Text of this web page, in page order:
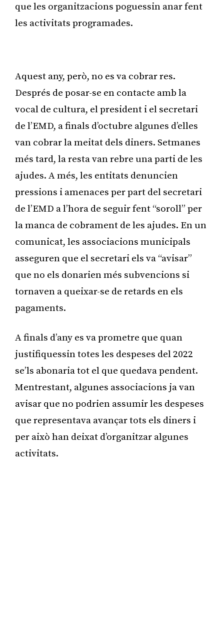
que les organitzacions poguessin anar fent
les activitats programades.
Aquest any, però, no es va cobrar res.
Després de posar-se en contacte amb la
vocal de cultura, el president i el secretari
de l’EMD, a finals d’octubre algunes d’elles
van cobrar la meitat dels diners. Setmanes
més tard, la resta van rebre una parti de les
ajudes. A més, les entitats denuncien
pressions i amenaces per part del secretari
de l’EMD a l’hora de seguir fent “soroll” per
la manca de cobrament de les ajudes. En un
comunicat, les associacions municipals
asseguren que el secretari els va “avisar”
que no els donarien més subvencions si
tornaven a queixar-se de retards en els
pagaments.
A finals d’any es va prometre que quan
justifiquessin totes les despeses del 2022
se’ls abonaria tot el que quedava pendent.
Mentrestant, algunes associacions ja van
avisar que no podrien assumir les despeses
que representava avançar tots els diners i
per això han deixat d’organitzar algunes
activitats.